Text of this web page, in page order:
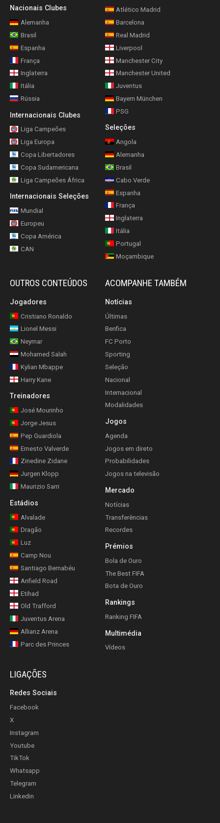
Nacionais Clubes
Alemanha
Brasil
Espanha
França
Inglaterra
Itália
Rússia
Internacionais Clubes
Liga Campeões
Liga Europa
Copa Libertadores
Copa Sudamericana
Liga Campeões África
Internacionais Seleções
Mundial
Europeu
Copa América
CAN
Atlético Madrid
Barcelona
Real Madrid
Liverpool
Manchester City
Manchester United
Juventus
Bayern München
PSG
Seleções
Angola
Alemanha
Brasil
Cabo Verde
Espanha
França
Inglaterra
Itália
Portugal
Moçambique
OUTROS CONTEÚDOS
Jogadores
Cristiano Ronaldo
Lionel Messi
Neymar
Mohamed Salah
Kylian Mbappe
Harry Kane
Treinadores
José Mourinho
Jorge Jesus
Pep Guardiola
Ernesto Valverde
Zinedine Zidane
Jurgen Klopp
Maurizio Sarri
Estádios
Alvalade
Dragão
Luz
Camp Nou
Santiago Bernabéu
Anfield Road
Etihad
Old Trafford
Juventus Arena
Allianz Arena
Parc des Princes
ACOMPANHE TAMBÉM
Notícias
Últimas
Benfica
FC Porto
Sporting
Seleção
Nacional
Internacional
Modalidades
Jogos
Agenda
Jogos em direto
Probabilidades
Jogos na televisão
Mercado
Notícias
Transferências
Recordes
Prémios
Bola de Ouro
The Best FIFA
Bota de Ouro
Rankings
Ranking FIFA
Multimédia
Vídeos
LIGAÇÕES
Redes Sociais
Facebook
X
Instagram
Youtube
TikTok
Whatsapp
Telegram
Linkedin